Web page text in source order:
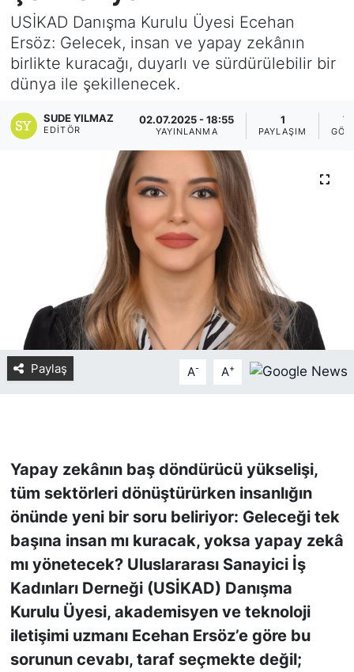
USİKAD Danışma Kurulu Üyesi Ecehan
Ersöz: Gelecek, insan ve yapay zekânın
birlikte kuracağı, duyarlı ve sürdürülebilir bir
dünya ile şekillenecek.
SUDE YILMAZ
EDITÖR
02.07.2025 - 18:55
YAYINLANMA
1
PAYLAŞIM
Paylaş A- A+
Yapay zekânın baş döndürücü yükselişi,
tüm sektörleri dönüştürürken insanlığın
önünde yeni bir soru beliriyor: Geleceği tek
başına insan mı kuracak, yoksa yapay zekâ
mı yönetecek? Uluslararası Sanayici İş
Kadınları Derneği (USİKAD) Danışma
Kurulu Üyesi, akademisyen ve teknoloji
iletişimi uzmanı Ecehan Ersöz’e göre bu
sorunun cevabı, taraf seçmekte değil;
Yurt Dışı Fuarlar
Teknoloji
KÜLTÜR SANAT
ŞİRKET HABERLERİ
FUAR HABERLERİ
FUAR TAKVİMİ
Amerika Fuarları
FUAR RAPORU
FESTİVAL HABERLERİ
FESTİVAL TAKVİMİ
RÖPORTAJLAR
BİYOGRAFİLER